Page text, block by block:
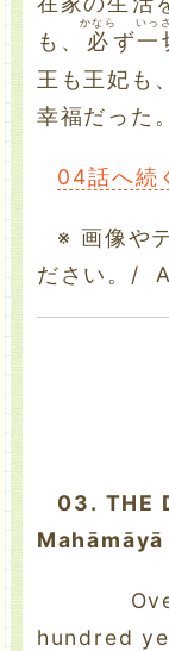
も、
必
かなら
ず一
いっ
王も王妃も
幸福だった。
04話へ続
※ 画像や
ださい。/
03. THE
Mahāmāyā
Over
hundred